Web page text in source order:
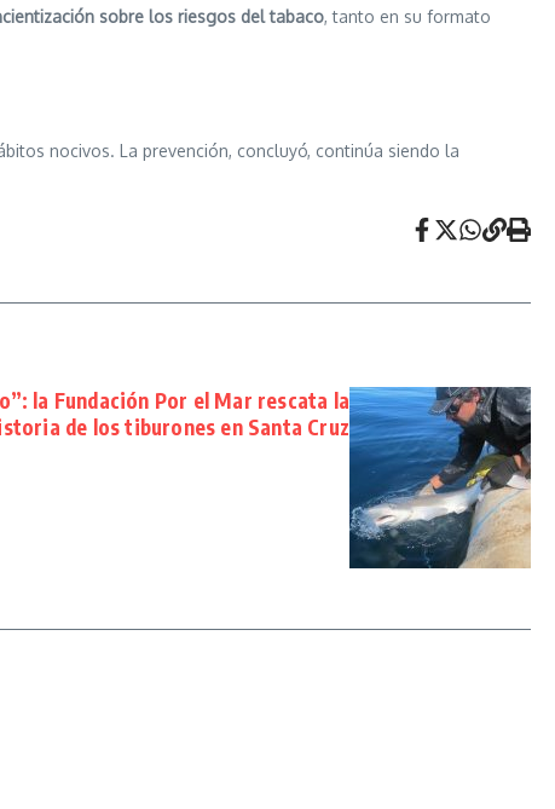
sobre los riesgos del tabaco, tanto en su formato
nocivos. La prevención, concluyó, continúa siendo la
la Fundación Por el Mar rescata la
de los tiburones en Santa Cruz